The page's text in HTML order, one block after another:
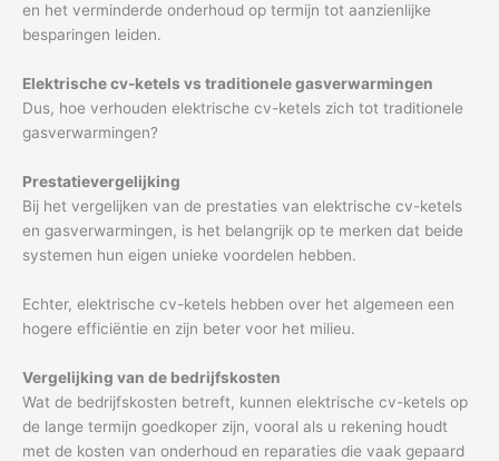
en het verminderde onderhoud op termijn tot aanzienlijke
besparingen leiden.
Elektrische cv-ketels vs traditionele gasverwarmingen
Dus, hoe verhouden elektrische cv-ketels zich tot traditionele
gasverwarmingen?
Prestatievergelijking
Bij het vergelijken van de prestaties van elektrische cv-ketels
en gasverwarmingen, is het belangrijk op te merken dat beide
systemen hun eigen unieke voordelen hebben.
Echter, elektrische cv-ketels hebben over het algemeen een
hogere efficiëntie en zijn beter voor het milieu.
Vergelijking van de bedrijfskosten
Wat de bedrijfskosten betreft, kunnen elektrische cv-ketels op
de lange termijn goedkoper zijn, vooral als u rekening houdt
met de kosten van onderhoud en reparaties die vaak gepaard